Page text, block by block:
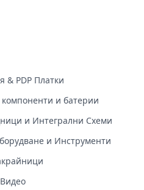
& PDP Платки
и батерии
и Интегрални Схеми
и Инструменти